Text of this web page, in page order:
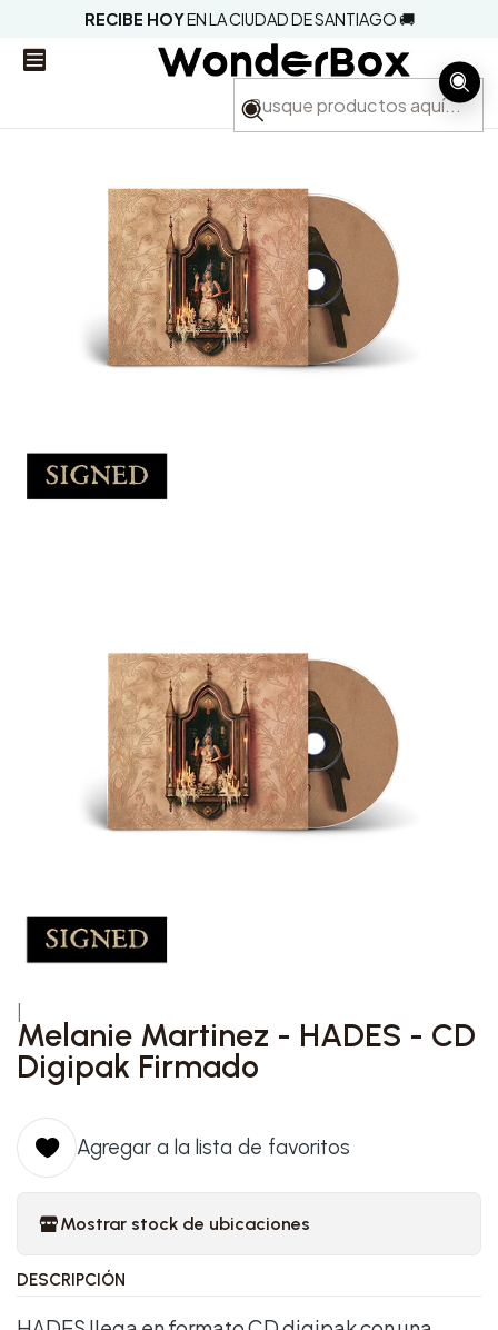
RECIBE HOYEN LA CIUDAD DE SANTIAGO 🚚
Melanie Martinez - HADES - CD
Digipak Firmado
Agregar a la lista de favoritos
Mostrar stock de ubicaciones
DESCRIPCIÓN